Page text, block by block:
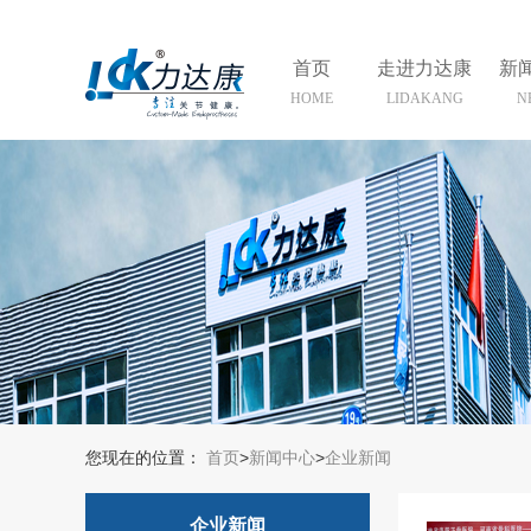
首页
HOME
走进力达康
LIDAKANG
新
您现在的位置： 首页>新闻中心>企业新闻
企业新闻